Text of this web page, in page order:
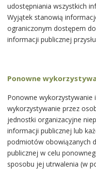
udostępniania wszystkich
Wyjątek stanowią
ograniczonym dostępem
informacji publicznej
Ponowne
Ponowne
wykorzystywanie przez
jednostki organizacyjne
informacji publicznej lub
podmiotów obowiązanych
publicznej w celu
sposobu jej utrwalenia (w